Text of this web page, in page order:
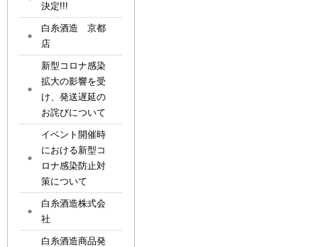
決定!!!
白糸酒造 京都
店
新型コロナ感染
拡大の影響を受
け、発送遅延の
お詫びについて
イベント開催時
における新型コ
ロナ感染防止対
策について
白糸酒造株式会
社
白糸酒造商品発